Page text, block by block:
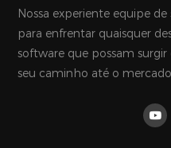
Nossa experiente equipe
para enfrentar quaisquer
software que possam
seu caminho até o